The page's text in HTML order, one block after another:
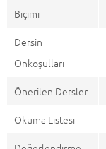
Biçimi
Dersin
Önkoşulları
Önerilen Dersler
Okuma Listesi